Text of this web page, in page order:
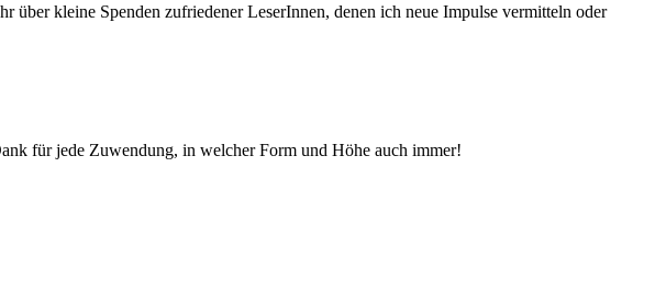
über kleine Spenden zufriedener Le­serInnen, denen ich neue Im­pul­se vermitteln oder
für jede Zuwendung, in welcher Form und Höhe auch immer!